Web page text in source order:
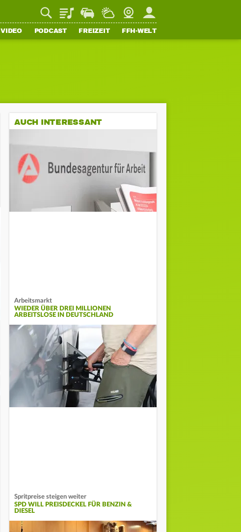
PlaylistStaupilotWetterWebcamMein FFH
VIDEO PODCAST FREIZEIT FFH-WELT
AUCH INTERESSANT
Arbeitsmarkt
WIEDER ÜBER DREI MILLIONEN
ARBEITSLOSE IN DEUTSCHLAND
Spritpreise steigen weiter
SPD WILL PREISDECKEL FÜR BENZIN &
DIESEL